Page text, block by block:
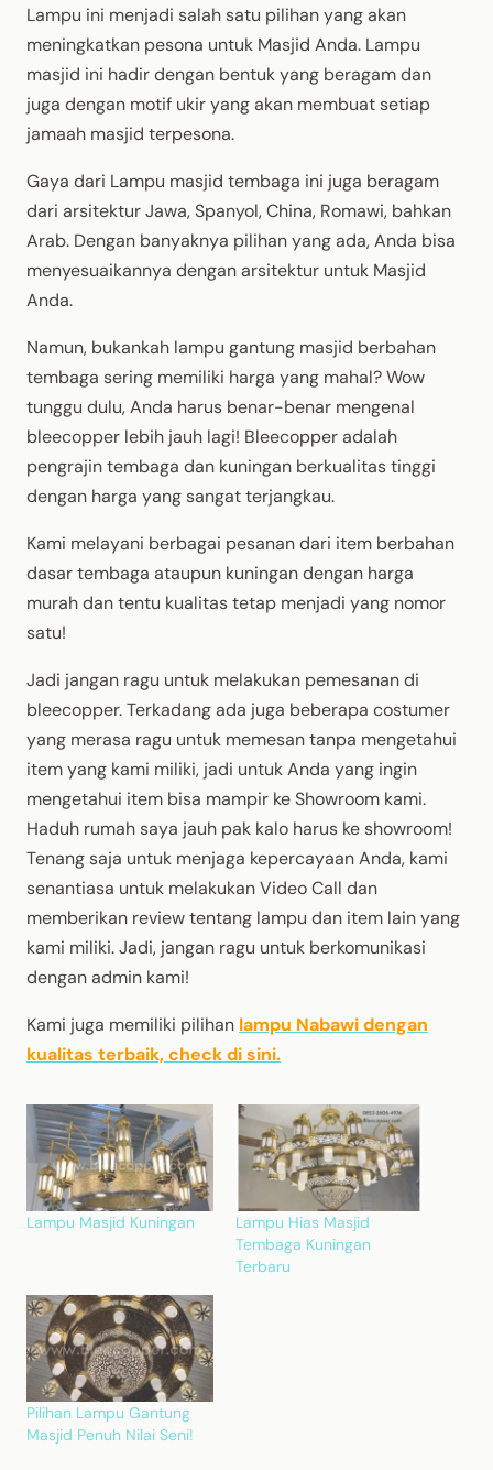
Lampu ini menjadi salah satu pilihan yang akan
meningkatkan pesona untuk Masjid Anda. Lampu
masjid ini hadir dengan bentuk yang beragam dan
juga dengan motif ukir yang akan membuat setiap
jamaah masjid terpesona.
Gaya dari Lampu masjid tembaga ini juga beragam
dari arsitektur Jawa, Spanyol, China, Romawi, bahkan
Arab. Dengan banyaknya pilihan yang ada, Anda bisa
menyesuaikannya dengan arsitektur untuk Masjid
Anda.
Namun, bukankah lampu gantung masjid berbahan
tembaga sering memiliki harga yang mahal? Wow
tunggu dulu, Anda harus benar-benar mengenal
bleecopper lebih jauh lagi! Bleecopper adalah
pengrajin tembaga dan kuningan berkualitas tinggi
dengan harga yang sangat terjangkau.
Kami melayani berbagai pesanan dari item berbahan
dasar tembaga ataupun kuningan dengan harga
murah dan tentu kualitas tetap menjadi yang nomor
satu!
Jadi jangan ragu untuk melakukan pemesanan di
bleecopper. Terkadang ada juga beberapa costumer
yang merasa ragu untuk memesan tanpa mengetahui
item yang kami miliki, jadi untuk Anda yang ingin
mengetahui item bisa mampir ke Showroom kami.
Haduh rumah saya jauh pak kalo harus ke showroom!
Tenang saja untuk menjaga kepercayaan Anda, kami
senantiasa untuk melakukan Video Call dan
memberikan review tentang lampu dan item lain yang
kami miliki. Jadi, jangan ragu untuk berkomunikasi
dengan admin kami!
Kami juga memiliki pilihan lampu Nabawi dengan
kualitas terbaik, check di sini.
Lampu Masjid Kuningan
Lampu Hias Masjid
Tembaga Kuningan
Terbaru
Pilihan Lampu Gantung
Masjid Penuh Nilai Seni!